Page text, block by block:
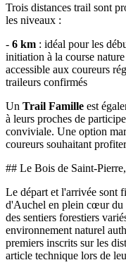
Trois distances trail sont
les niveaux :
- 6 km : idéal pour les
initiation à la course
accessible aux coureurs
traileurs confirmés
Un Trail Famille est
à leurs proches de
conviviale. Une option
coureurs souhaitant
## Le Bois de Saint-
Le départ et l'arrivée sont
d'Auchel en plein cœur du
des sentiers forestiers
environnement naturel
premiers inscrits sur les
article technique lors de